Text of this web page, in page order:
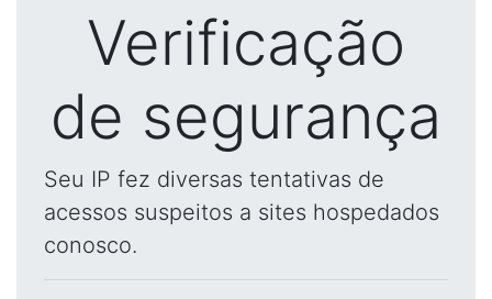
Verificação
de segurança
Seu IP fez diversas tentativas de
acessos suspeitos a sites hospedados
conosco.